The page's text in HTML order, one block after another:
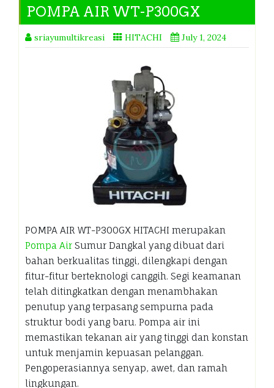
POMPA AIR WT-P300GX
sriayumultikreasi HITACHI July 1, 2024
POMPA AIR WT-P300GX HITACHI merupakan
Pompa Air Sumur Dangkal yang dibuat dari
bahan berkualitas tinggi, dilengkapi dengan
fitur-fitur berteknologi canggih. Segi keamanan
telah ditingkatkan dengan menambhakan
penutup yang terpasang sempurna pada
struktur bodi yang baru. Pompa air ini
memastikan tekanan air yang tinggi dan konstan
untuk menjamin kepuasan pelanggan.
Pengoperasiannya senyap, awet, dan ramah
lingkungan.